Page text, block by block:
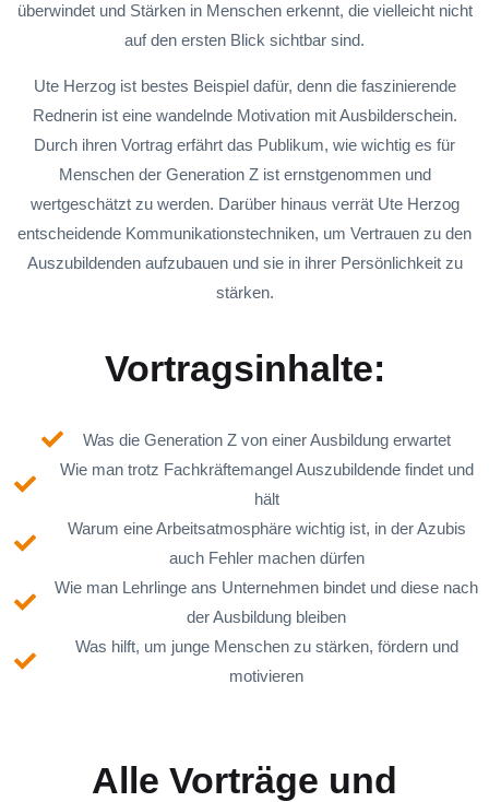
überwindet und Stärken in Menschen erkennt, die vielleicht nicht
auf den ersten Blick sichtbar sind.
Ute Herzog ist bestes Beispiel dafür, denn die faszinierende
Rednerin ist eine wandelnde Motivation mit Ausbilderschein.
Durch ihren Vortrag erfährt das Publikum, wie wichtig es für
Menschen der Generation Z ist ernstgenommen und
wertgeschätzt zu werden. Darüber hinaus verrät Ute Herzog
entscheidende Kommunikationstechniken, um Vertrauen zu den
Auszubildenden aufzubauen und sie in ihrer Persönlichkeit zu
stärken.
Vortragsinhalte:
Was die Generation Z von einer Ausbildung erwartet
Wie man trotz Fachkräftemangel Auszubildende findet und
hält
Warum eine Arbeitsatmosphäre wichtig ist, in der Azubis
auch Fehler machen dürfen
Wie man Lehrlinge ans Unternehmen bindet und diese nach
der Ausbildung bleiben
Was hilft, um junge Menschen zu stärken, fördern und
motivieren
Alle Vorträge und